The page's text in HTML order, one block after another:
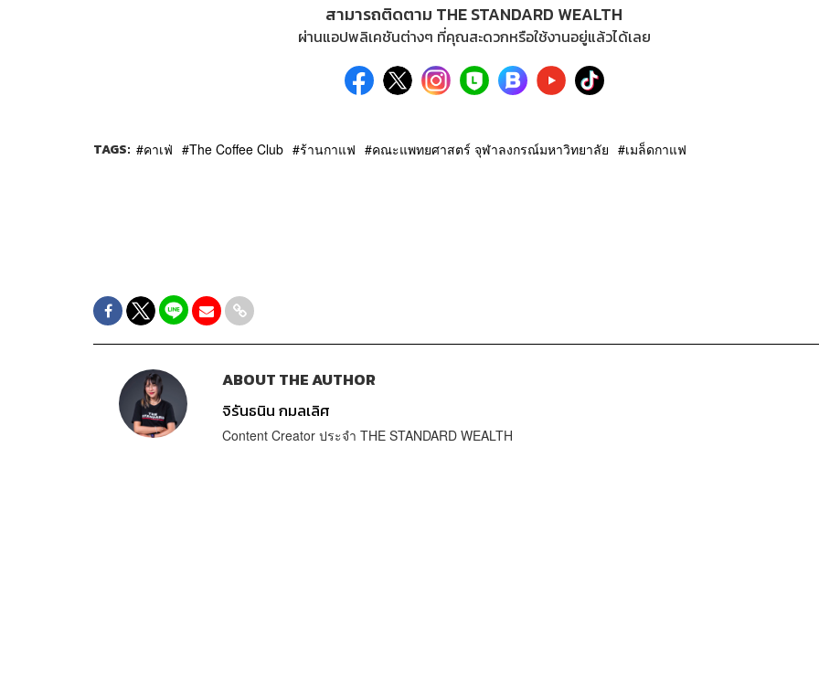
สามารถติดตาม THE STANDARD WEALTH
ผ่านแอปพลิเคชันต่างๆ ที่คุณสะดวกหรือใช้งานอยู่แล้วได้เลย
TAGS: คาเฟ่ The Coffee Club ร้านกาแฟ คณะแพทยศาสตร์ จุฬาลงกรณ์มหาวิทยาลัย เมล็ดกาแฟ
ABOUT THE AUTHOR
จิรันธนิน กมลเลิศ
Content Creator ประจำ THE STANDARD WEALTH